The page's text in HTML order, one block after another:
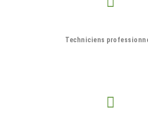
Techniciens